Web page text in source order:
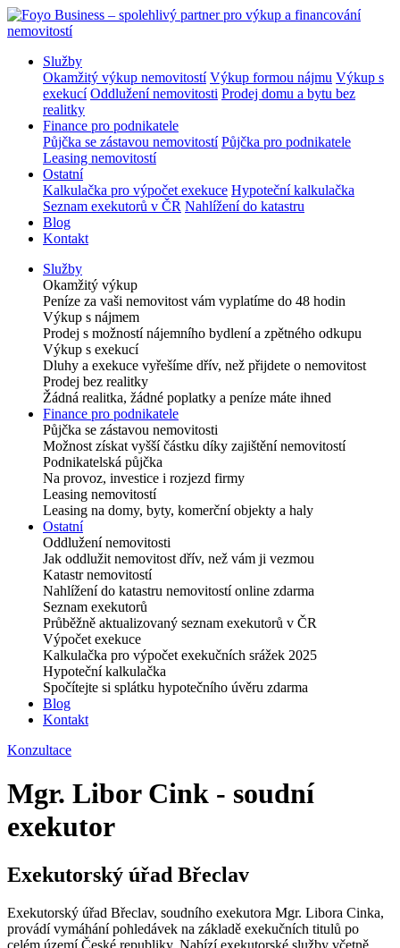
Služby
Okamžitý výkup nemovitostí Výkup formou nájmu Výkup s
exekucí Oddlužení nemovitosti Prodej domu a bytu bez
realitky
Finance pro podnikatele
Půjčka se zástavou nemovitostí Půjčka pro podnikatele
Leasing nemovitostí
Ostatní
Kalkulačka pro výpočet exekuce Hypoteční kalkulačka
Seznam exekutorů v ČR Nahlížení do katastru
Blog
Kontakt
Služby
Okamžitý výkup
Peníze za vaši nemovitost vám vyplatíme do 48 hodin
Výkup s nájmem
Prodej s možností nájemního bydlení a zpětného odkupu
Výkup s exekucí
Dluhy a exekuce vyřešíme dřív, než přijdete o nemovitost
Prodej bez realitky
Žádná realitka, žádné poplatky a peníze máte ihned
Finance pro podnikatele
Půjčka se zástavou nemovitosti
Možnost získat vyšší částku díky zajištění nemovitostí
Podnikatelská půjčka
Na provoz, investice i rozjezd firmy
Leasing nemovitostí
Leasing na domy, byty, komerční objekty a haly
Ostatní
Oddlužení nemovitosti
Jak oddlužit nemovitost dřív, než vám ji vezmou
Katastr nemovitostí
Nahlížení do katastru nemovitostí online zdarma
Seznam exekutorů
Průběžně aktualizovaný seznam exekutorů v ČR
Výpočet exekuce
Kalkulačka pro výpočet exekučních srážek 2025
Hypoteční kalkulačka
Spočítejte si splátku hypotečního úvěru zdarma
Blog
Kontakt
Konzultace
Mgr. Libor Cink - soudní
exekutor
Exekutorský úřad Břeclav
Exekutorský úřad Břeclav, soudního exekutora Mgr. Libora Cinka,
provádí vymáhání pohledávek na základě exekučních titulů po
celém území České republiky. Nabízí exekutorské služby včetně